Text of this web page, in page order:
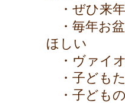
・ぜひ来
・毎年お
ほしい
・ヴァイ
・子ども
・子ども